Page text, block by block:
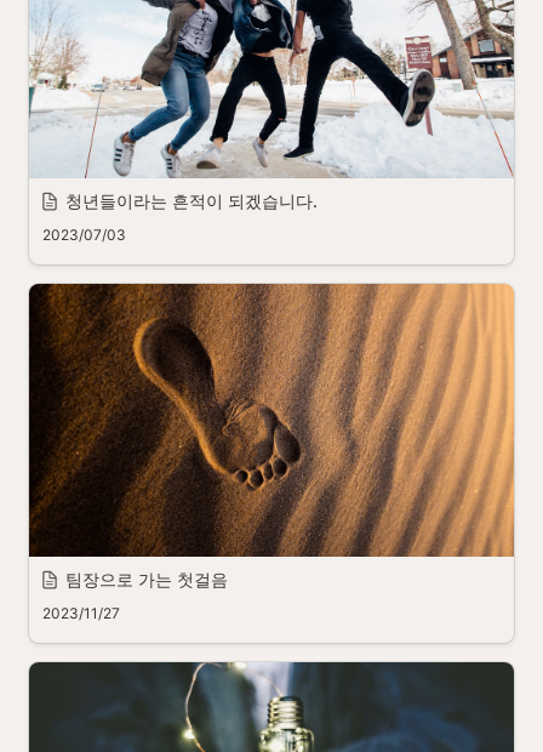
청년들이라는 흔적이 되겠습니다.
2023/07/03
팀장으로 가는 첫걸음
2023/11/27